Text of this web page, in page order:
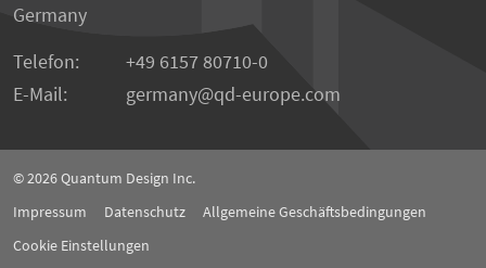
Germany
Telefon:
+49 6157 80710-0
E-Mail:
germany qd-europe.com
© 2026Quantum Design Inc.
Impressum
Datenschutz
Allgemeine Geschäftsbedingungen
Cookie Einstellungen